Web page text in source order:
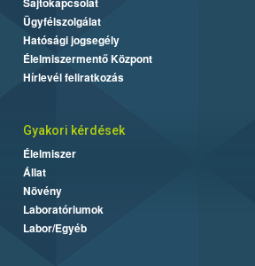
Ügyfélszolgálat
Hatósági jogsegély
Élelmiszermentő Központ
Hírlevél feliratkozás
Gyakori kérdések
Élelmiszer
Állat
Növény
Laboratóriumok
Labor/Egyéb